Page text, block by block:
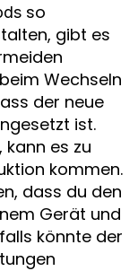
so
gibt es
Wechseln
der neue
ist.
es zu
kommen.
dass du den
Gerät und
könnte der